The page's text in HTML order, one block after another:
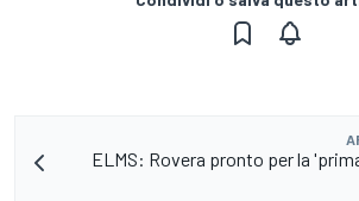
ELMS: Rovera pronto per la